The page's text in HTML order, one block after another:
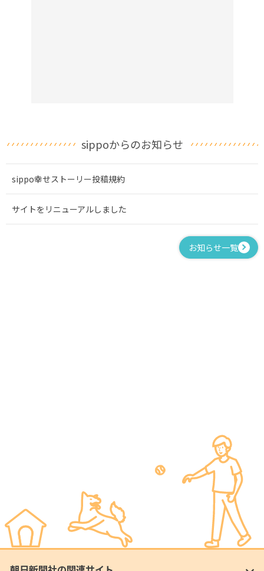
sippoからのお知らせ
sippo幸せストーリー投稿規約
サイトをリニューアルしました
お知らせ一覧